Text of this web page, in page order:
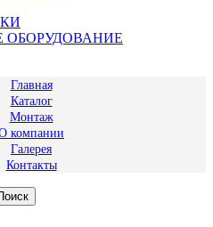
ОБОРУДОВАНИЕ
Главная
Каталог
Монтаж
компании
Галерея
Контакты